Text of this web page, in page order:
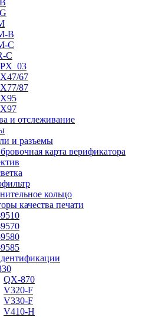
B
C
C
67
87
и отслеживание
и разъемы
карта верификатора
кольцо
качества печати
QX-870
V320-F
V330-F
V410-H